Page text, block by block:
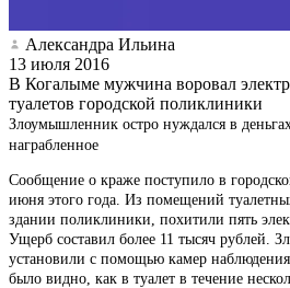
Александра Ильина
13 июля 2016
В Когалыме мужчина воровал
туалетов городской поликлиники
Злоумышленник остро нуждался в
награбленное
Сообщение о краже поступило в
июня этого года. Из помещений
здании поликлиники, похитили пять
Ущерб составил более 11 тысяч рублей.
установили с помощью камер
было видно, как в туалет в течение